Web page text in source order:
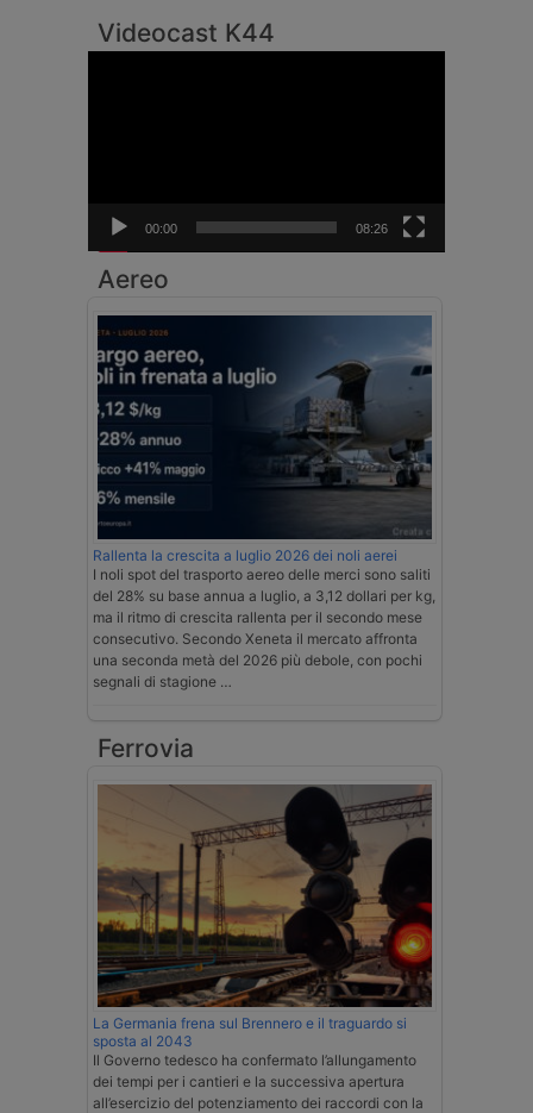
Videocast K44
00:00 08:26
Aereo
Rallenta la crescita a luglio 2026 dei noli aerei
I noli spot del trasporto aereo delle merci sono saliti
del 28% su base annua a luglio, a 3,12 dollari per kg,
ma il ritmo di crescita rallenta per il secondo mese
consecutivo. Secondo Xeneta il mercato affronta
una seconda metà del 2026 più debole, con pochi
segnali di stagione …
Ferrovia
La Germania frena sul Brennero e il traguardo si
sposta al 2043
Il Governo tedesco ha confermato l’allungamento
dei tempi per i cantieri e la successiva apertura
all’esercizio del potenziamento dei raccordi con la